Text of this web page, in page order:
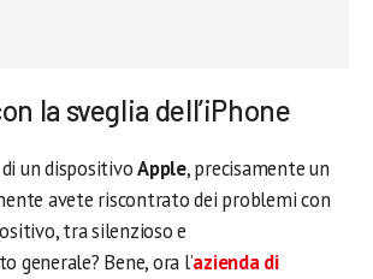
la sveglia dell’iPhone
un dispositivoApple, precisamente un
avete riscontrato dei problemi con
tra silenzioso e
generale? Bene, ora l’azienda di